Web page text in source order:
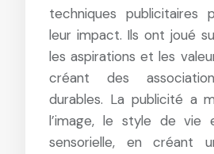
techniques publicitaires
leur impact. Ils ont joué
les aspirations et les
créant des
durables. La publicité a
l’image, le style de vie
sensorielle, en créant